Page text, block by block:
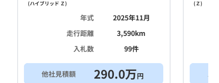
(ハイブリッド Ｚ)
年式
2025年11月
走行距離
3,590km
入札数
99件
他社見積額 290.0万円
( Ｚ)